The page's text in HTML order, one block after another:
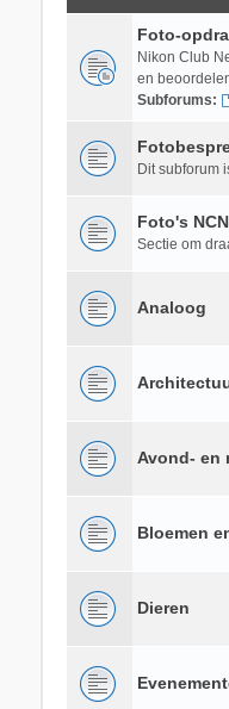
Foto-
Nikon Club
en
Subforums:
Dit subforum
Foto's
Sectie om
Analoog
Avond- en
Bloemen
Dieren